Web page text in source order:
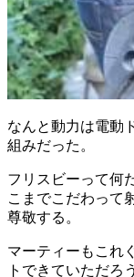
なんと動力は電動
組みだった。
フリスビーって何
こまでこだわって
尊敬する。
マーティーもこれ
トできていただろ